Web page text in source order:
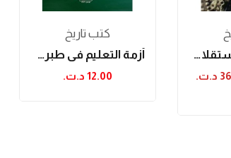
كتب تاريخ
أزمة التعليم في طبرقة زمن الاستعمار
12.00 د.ت.‏
الطريق إلى الاستقلال التام... سجل يا تاريخ